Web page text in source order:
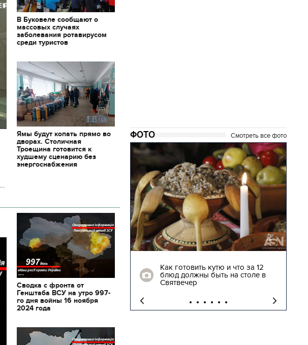
В Буковеле сообщают о
массовых случаях
заболевания ротавирусом
среди туристов
Ямы будут копать прямо во
дворах. Столичная
Троещина готовится к
худшему сценарию без
энергоснабжения
Сводка с фронта от
Генштаба ВСУ на утро 997-
го дня войны 16 ноября
2024 года
ФОТО Смотреть все фото
11.10.2017 | 16:22
Времена Руси: как выглядят
декорации к фильму
"Сторожевая застава"
Как готовить кутю и что за 12
блюд должны быть на столе в
Святвечер